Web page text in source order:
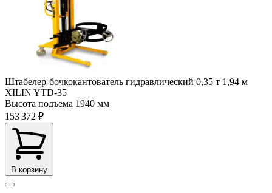
Штабелер-бочкокантователь гидравлический 0,35 т 1,94 м
XILIN YTD-35
Высота подъема 1940 мм
153 372 ₽
В корзину